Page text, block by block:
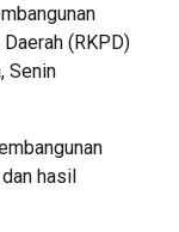
(RKPD)
Senin
hasil